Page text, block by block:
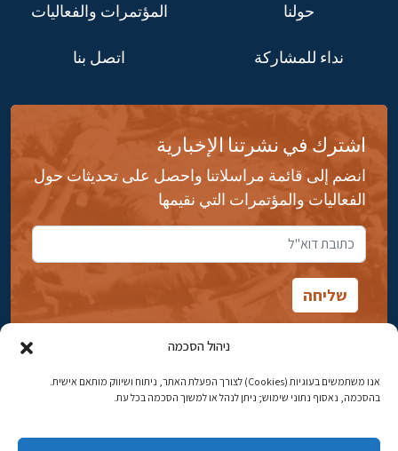
ניהול הסכמה
אנו משתמשים בעוגיות (Cookies) לצורך הפעלת האתר, ניתוח ושיווק מותאם אישית.
בהסכמה, נאסוף נתוני שימוש; ניתן לנהל או למשוך הסכמה בכל עת.
حولنا المؤتمرات والفعاليات
نداء للمشاركة اتصل بنا
اشترك في نشرتنا الإخبارية
انضم إلى قائمة مراسلاتنا واحصل على تحديثات حول
الفعاليات والمؤتمرات التي نقيمها
شارع ابن جبيرول، رحافيا ١٤ أورشليم - القدس